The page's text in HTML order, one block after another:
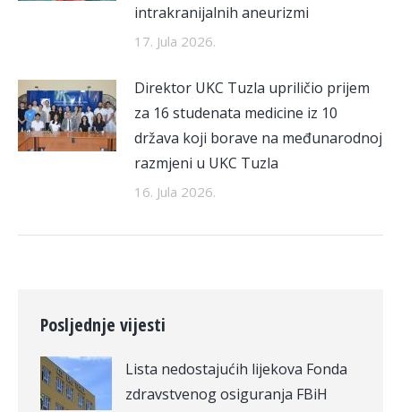
intrakranijalnih aneurizmi
17. Jula 2026.
Direktor UKC Tuzla upriličio prijem
za 16 studenata medicine iz 10
država koji borave na međunarodnoj
razmjeni u UKC Tuzla
16. Jula 2026.
Posljednje vijesti
Lista nedostajućih lijekova Fonda
zdravstvenog osiguranja FBiH